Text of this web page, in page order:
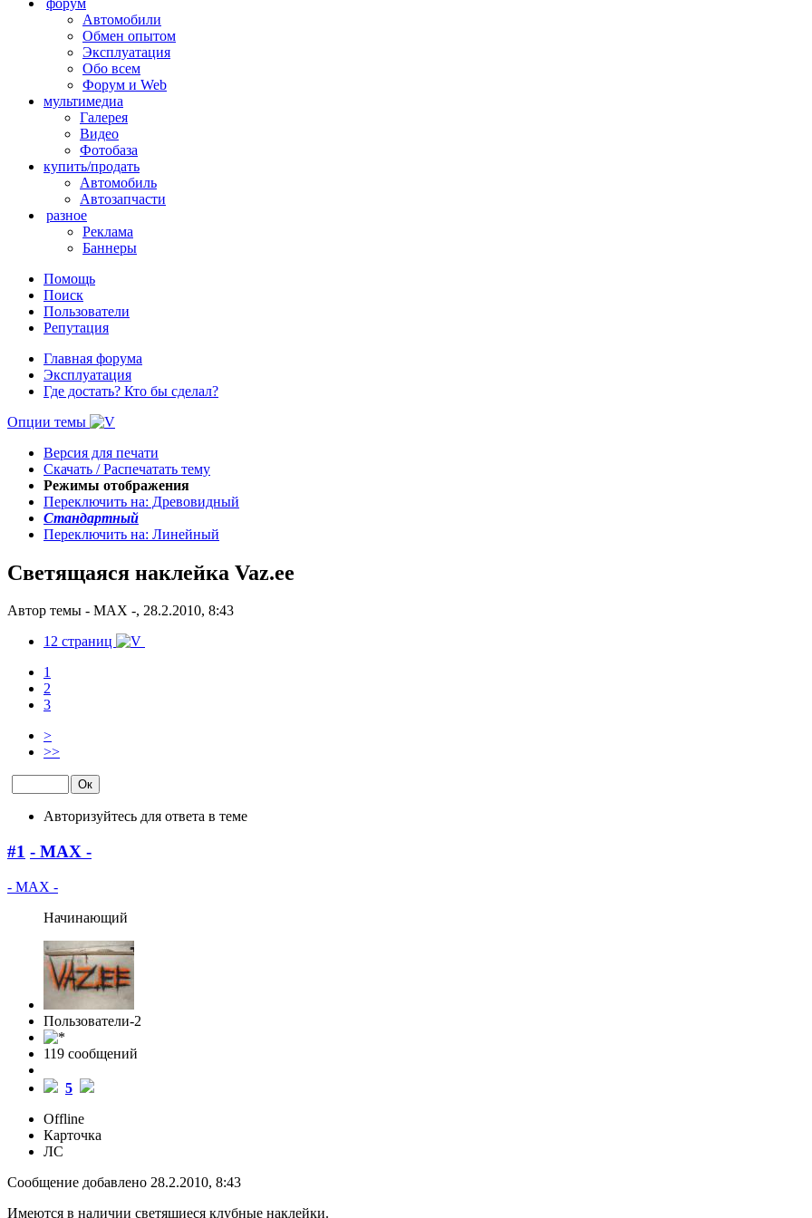
Автомобили
Обмен опытом
Эксплуатация
Обо всем
Форум и Web
мультимедиа
Галерея
Видео
Фотобаза
купить/продать
Автомобиль
Автозапчасти
разное
Реклама
Баннеры
Помощь
Поиск
Пользователи
Репутация
Главная форума
Эксплуатация
Где достать? Кто бы сделал?
Опции темы
Версия для печати
Скачать / Распечатать тему
Режимы отображения
Переключить на: Древовидный
Стандартный
Переключить на: Линейный
Светящаяся наклейка Vaz.ee
Автор темы - MAX -, 28.2.2010, 8:43
12 страниц
1
2
3
>
>>
Авторизуйтесь для ответа в теме
#1 - MAX -
- MAX -
Начинающий
Пользователи-2
119 cообщений
5
Offline
Карточка
ЛС
Сообщение добавлено 28.2.2010, 8:43
Имеются в наличии светящиеся клубные наклейки.